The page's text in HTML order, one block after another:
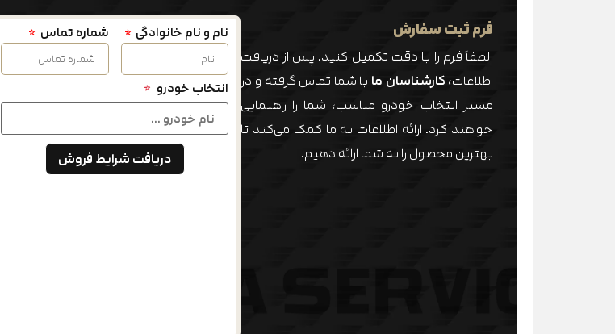
سود تاخیر در تحویل
۳ درصد ماهیانه
رنگ ها
مشکی، سفید، خاکستری طوسی روشن
متالیک، قرمز، آبی زنگاری و قهوه ای متالیک
فرم ثبت سفارش
لطفاً فرم را با دقت تکمیل کنید. پس از دریافت
اطلاعات،کارشناسان ما با شما تماس گرفته و در
مسیر انتخاب خودرو مناسب، شما را راهنمایی
خواهند کرد. ارائه اطلاعات به ما کمک می‌کند تا
بهترین محصول را به شما ارائه دهیم.
نام و نام خانوادگی شماره تماس
انتخاب خودرو *
دریافت شرایط فروش